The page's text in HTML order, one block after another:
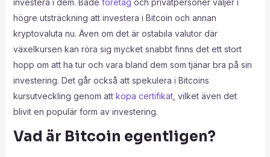
investera i dem. Både företag och privatpersoner väljer i
högre utsträckning att investera i Bitcoin och annan
kryptovaluta nu. Även om det är ostabila valutor där
växelkursen kan röra sig mycket snabbt finns det ett stort
hopp om att ha tur och vara bland dem som tjänar bra på sin
investering. Det går också att spekulera i Bitcoins
kursutveckling genom att köpa certifikat, vilket även det
blivit en populär form av investering.
Vad är Bitcoin egentligen?